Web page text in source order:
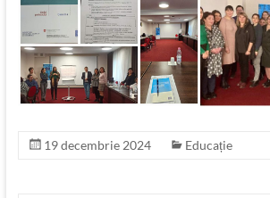
19 decembrie 2024 Educație